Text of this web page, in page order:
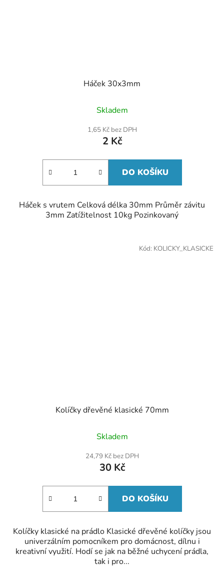
Háček 30x3mm
Skladem
1,65 Kč bez DPH
2 Kč
DO KOŠÍKU
Háček s vrutem Celková délka 30mm Průměr závitu
3mm Zatížitelnost 10kg Pozinkovaný
Kolíčky dřevěné klasické 70mm
Skladem
24,79 Kč bez DPH
30 Kč
DO KOŠÍKU
Kolíčky klasické na prádlo Klasické dřevěné kolíčky jsou
univerzálním pomocníkem pro domácnost, dílnu i
kreativní využití. Hodí se jak na běžné uchycení prádla,
tak i pro...
Kód: KOLICKY_KLASICKE